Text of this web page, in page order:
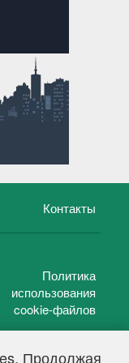
Продолжая
Контакты
Политика
использования
cookie-файлов